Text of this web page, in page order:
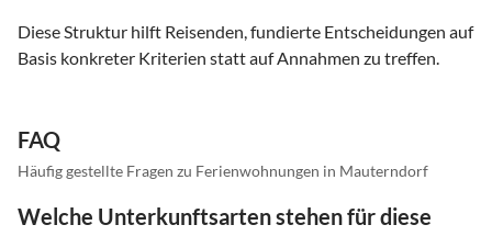
Diese Struktur hilft Reisenden, fundierte Entscheidungen auf
Basis konkreter Kriterien statt auf Annahmen zu treffen.
FAQ
Häufig gestellte Fragen zu Ferienwohnungen in Mauterndorf
Welche Unterkunftsarten stehen für diese